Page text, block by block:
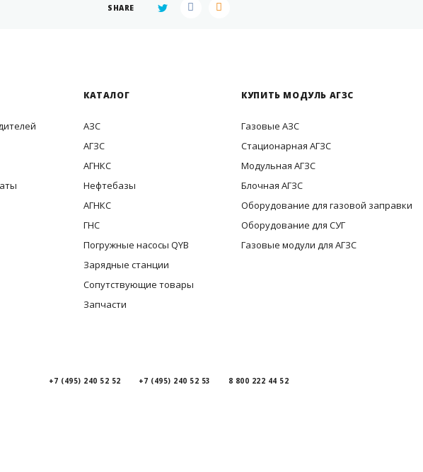
SHARE
+7 (495) 240 52 52 +7 (495) 240 52 53 8 800 222 44 52
КАТАЛОГ
АЗС
АГЗС
АГНКС
Нефтебазы
АГНКС
ГНС
Погружные насосы QYB
Зарядные станции
Сопутствующие товары
Запчасти
КУПИТЬ МОДУЛЬ АГЗС
Газовые АЗС
Стационарная АГЗС
Модульная АГЗС
Блочная АГЗС
Оборудование для газовой заправки
Оборудование для СУГ
Газовые модули для АГЗС